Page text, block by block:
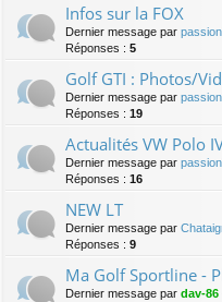
Infos sur la FOX
Dernier message par
Réponses : 5
Golf GTI : Photos/
Dernier message par
Réponses : 19
Actualités VW Polo
Dernier message par
Réponses : 16
NEW LT
Dernier message par
Réponses : 9
Ma Golf Sportline -
Dernier message par dav-86